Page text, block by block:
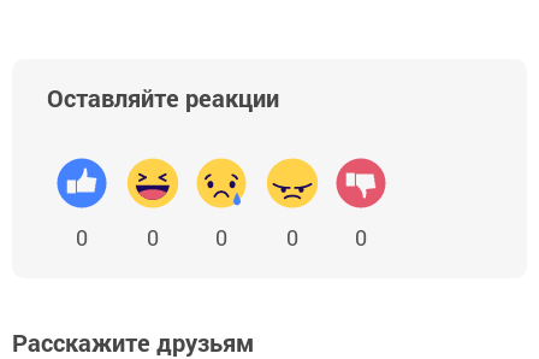
Оставляйте реакции
0 0 0 0 0
Расскажите друзьям